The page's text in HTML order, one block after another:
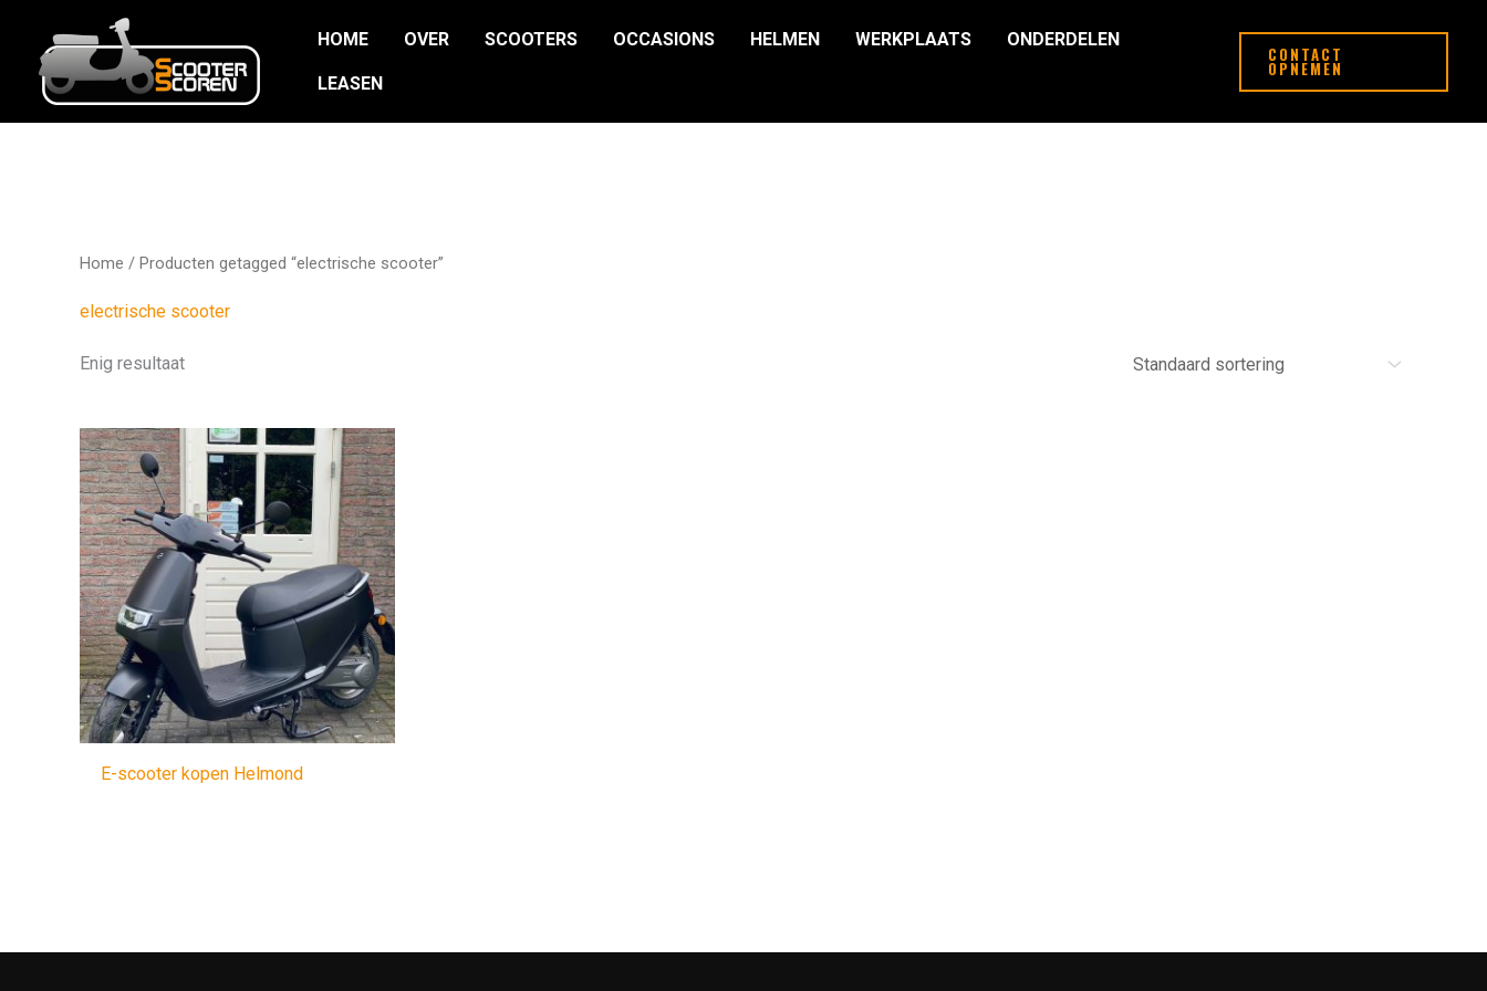
HOME OVER SCOOTERS OCCASIONS HELMEN WERKPLAATS ONDERDELEN
LEASEN
CONTACT
OPNEMEN
Home / Producten getagged “electrische scooter”
electrische scooter
Enig resultaat
E-scooter kopen Helmond